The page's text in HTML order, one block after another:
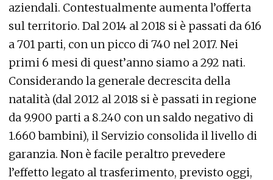
aziendali. Contestualmente aumenta l’offerta
sul territorio. Dal 2014 al 2018 si è passati da 616
a 701 parti, con un picco di 740 nel 2017. Nei
primi 6 mesi di quest’anno siamo a 292 nati.
Considerando la generale decrescita della
natalità (dal 2012 al 2018 si è passati in regione
da 9.900 parti a 8.240 con un saldo negativo di
1.660 bambini), il Servizio consolida il livello di
garanzia. Non è facile peraltro prevedere
l’effetto legato al trasferimento, previsto oggi,